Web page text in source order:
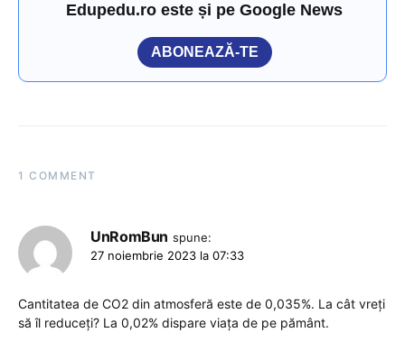
Edupedu.ro este și pe Google News
ABONEAZĂ-TE
1 COMMENT
UnRomBun spune:
27 noiembrie 2023 la 07:33
Cantitatea de CO2 din atmosferă este de 0,035%. La cât vreți
să îl reduceți? La 0,02% dispare viața de pe pământ.